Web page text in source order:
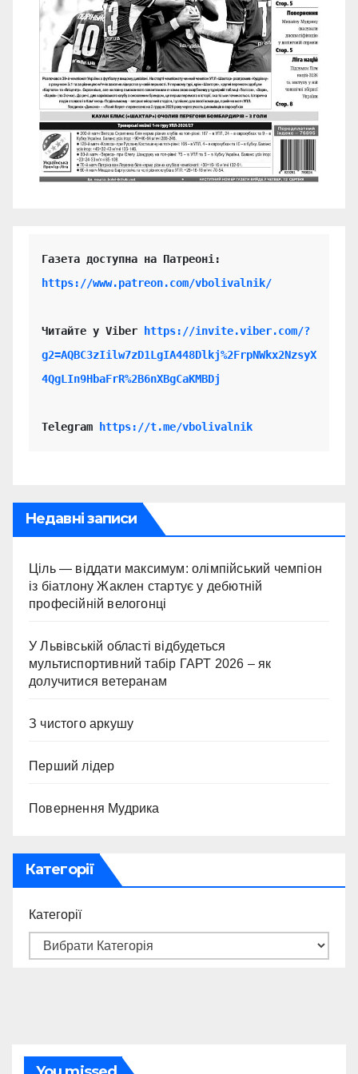
https://www.patreon.com/vbolivalnik/
Читайте у Viber
https://invite.viber.com/?
g2=AQBC3zIilw7zD1LgIA448Dlkj%2FrpNWkx2NzsyX
4QgLIn9HbaFrR%2B6nXBgCaKMBDj
Telegram https://t.me/vbolivalnik
Недавні записи
Ціль — віддати максимум: олімпійський чемпіон
із біатлону Жаклен стартує у дебютній
професійній велогонці
У Львівській області відбудеться
мультиспортивний табір ГАРТ 2026 – як
долучитися ветеранам
З чистого аркушу
Перший лідер
Повернення Мудрика
Категорії
Категорії